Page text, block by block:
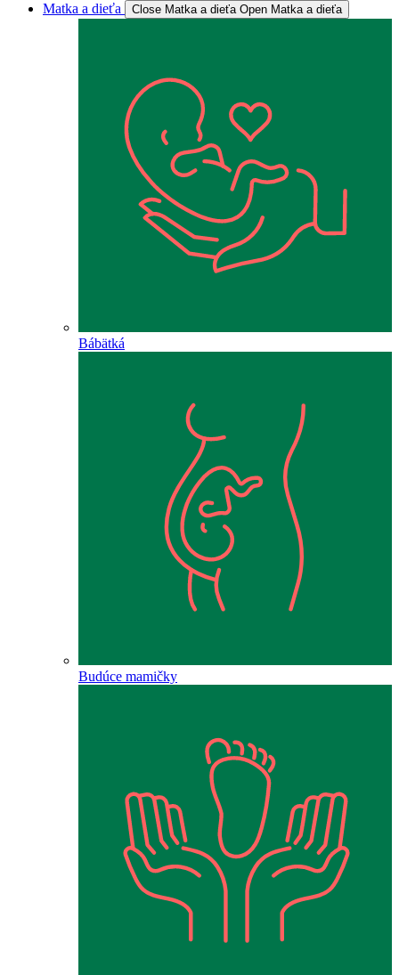
Matka a dieťa
Close Matka a dieťa Open Matka a dieťa
Bábätká
Budúce mamičky